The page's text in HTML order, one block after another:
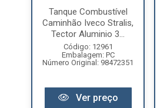
Tanque Combustível
Caminhão Iveco Stralis,
Tector Aluminio 3...
Código: 12961
Embalagem: PC
Número Original: 98472351
Ver preço